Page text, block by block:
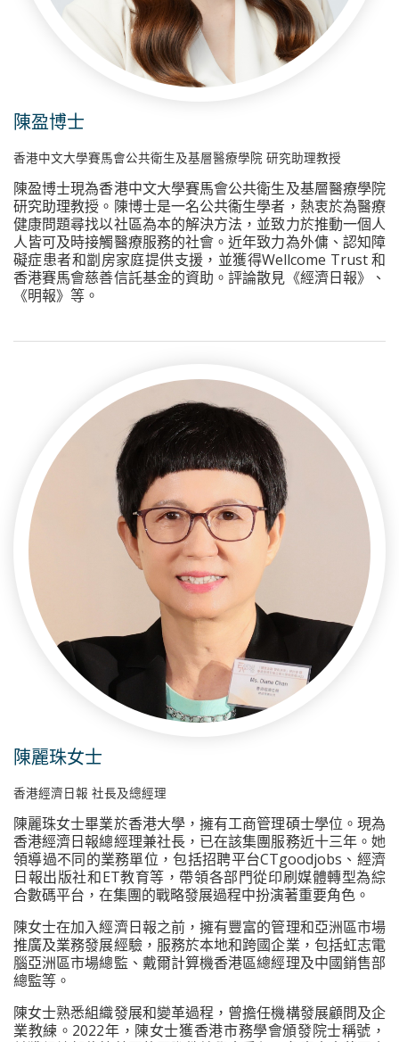
陳盈博士
香港中文大學賽馬會公共衛生及基層醫療學院 研究助理教授
陳盈博士現為香港中文大學賽馬會公共衛生及基層醫療學院
研究助理教授。陳博士是一名公共衞生學者，熱衷於為醫療
健康問題尋找以社區為本的解決方法，並致力於推動一個人
人皆可及時接觸醫療服務的社會。近年致力為外傭、認知障
礙症患者和劏房家庭提供支援，並獲得Wellcome Trust 和
香港賽馬會慈善信託基金的資助。評論散見《經濟日報》、
《明報》等。
陳麗珠女士
香港經濟日報 社長及總經理
陳麗珠女士畢業於香港大學，擁有工商管理碩士學位。現為
香港經濟日報總經理兼社長，已在該集團服務近十三年。她
領導過不同的業務單位，包括招聘平台CTgoodjobs、經濟
日報出版社和ET教育等，帶領各部門從印刷媒體轉型為綜
合數碼平台，在集團的戰略發展過程中扮演著重要角色。
陳女士在加入經濟日報之前，擁有豐富的管理和亞洲區市場
推廣及業務發展經驗，服務於本地和跨國企業，包括虹志電
腦亞洲區市場總監、戴爾計算機香港區總經理及中國銷售部
總監等。
陳女士熟悉組織發展和變革過程，曾擔任機構發展顧問及企
業教練。2022年，陳女士獲香港市務學會頒發院士稱號，